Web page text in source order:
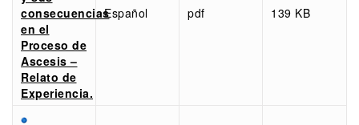
consecuencias
en el
Proceso de
Ascesis –
Relato de
Experiencia.
Español pdf 139 KB